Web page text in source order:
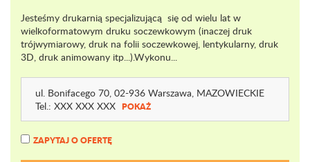
Jesteśmy drukarnią specjalizującą się od wielu lat w
wielkoformatowym druku soczewkowym (inaczej druk
trójwymiarowy, druk na folii soczewkowej, lentykularny, druk
3D, druk animowany itp...).Wykonu...
ul. Bonifacego 70, 02-936 Warszawa, MAZOWIECKIE
Tel.: XXX XXX XXX POKAŻ
ZAPYTAJ O OFERTĘ